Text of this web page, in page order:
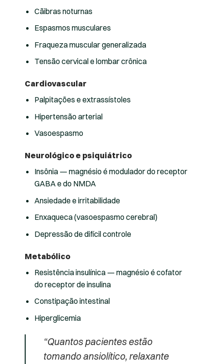
Cãibras noturnas
Espasmos musculares
Fraqueza muscular generalizada
Tensão cervical e lombar crônica
Cardiovascular
Palpitações e extrassístoles
Hipertensão arterial
Vasoespasmo
Neurológico e psiquiátrico
Insônia — magnésio é modulador do receptor
GABA e do NMDA
Ansiedade e irritabilidade
Enxaqueca (vasoespasmo cerebral)
Depressão de difícil controle
Metabólico
Resistência insulínica — magnésio é cofator
do receptor de insulina
Constipação intestinal
Hiperglicemia
“Quantos pacientes estão
tomando ansiolítico, relaxante